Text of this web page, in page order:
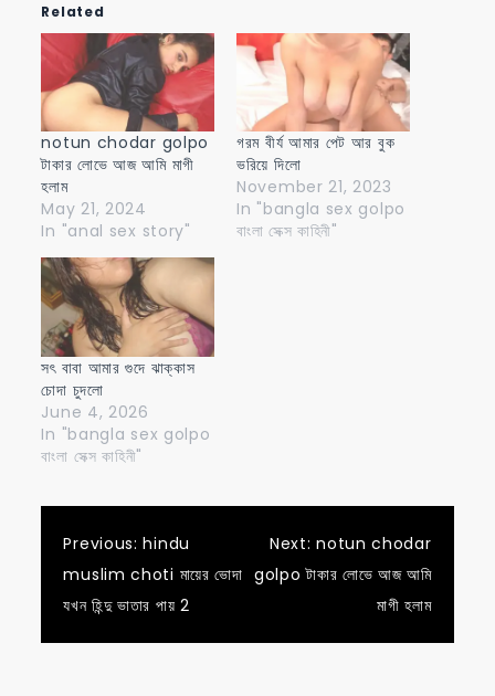
Related
notun chodar golpo
টাকার লোভে আজ আমি মাগী
হলাম
May 21, 2024
In "anal sex story"
গরম বীর্য আমার পেট আর বুক
ভরিয়ে দিলো
November 21, 2023
In "bangla sex golpo
বাংলা সেক্স কাহিনী"
সৎ বাবা আমার গুদে ঝাক্কাস
চোদা চুদলো
June 4, 2026
In "bangla sex golpo
বাংলা সেক্স কাহিনী"
Post
navigation
Previous: hindu
muslim choti মায়ের ভোদা
যখন হিন্দু ভাতার পায় 2
Next: notun chodar
golpo টাকার লোভে আজ আমি
মাগী হলাম